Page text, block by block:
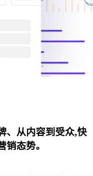
、从内容到受众,快
态势。